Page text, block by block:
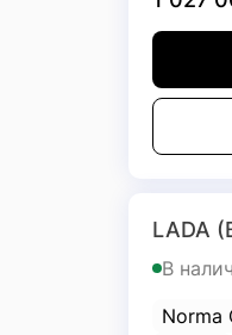
LADA
В
Norma